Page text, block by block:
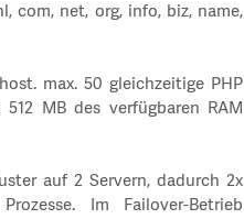
com, net, org, info, biz, name,
max. 50 gleichzeitige PHP
512 MB des verfügbaren RAM
auf 2 Servern, dadurch 2x
Im Failover-Betrieb